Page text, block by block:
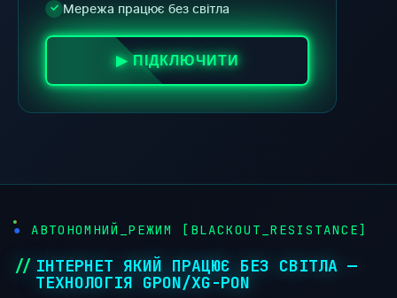
✓ Мережа працює без світла
▶ ПІДКЛЮЧИТИ
● АВТОНОМНИЙ_РЕЖИМ [BLACKOUT_RESISTANCE]
ІНТЕРНЕТ ЯКИЙ ПРАЦЮЄ БЕЗ СВІТЛА —
ТЕХНОЛОГІЯ GPON/XG-PON